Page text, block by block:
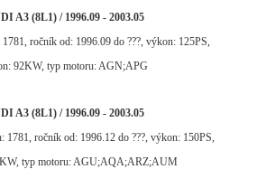
A3 (8L1) / 1996.09 - 2003.05
ročník od: 1996.09 do ???, výkon: 125PS,
92KW, typ motoru: AGN;APG
A3 (8L1) / 1996.09 - 2003.05
1781, ročník od: 1996.12 do ???, výkon: 150PS,
typ motoru: AGU;AQA;ARZ;AUM